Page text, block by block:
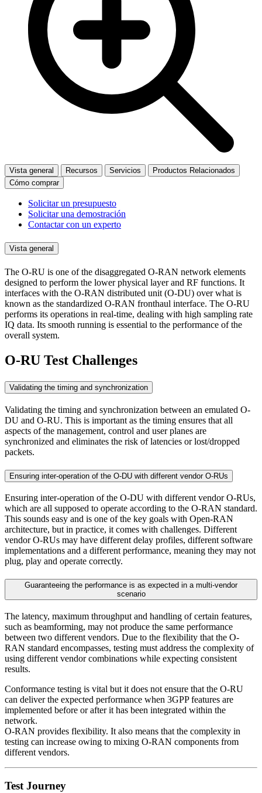
Vista general Recursos Servicios
Productos Relacionados
Cómo comprar
Solicitar un presupuesto
Solicitar una demostración
Contactar con un experto
Vista general
The O-RU is one of the disaggregated O-RAN network elements
designed to perform the lower physical layer and RF functions. It
interfaces with the O-RAN distributed unit (O-DU) over what is
known as the standardized O-RAN fronthaul interface. The O-RU
performs its operations in real-time, dealing with high sampling rate
IQ data. Its smooth running is essential to the performance of the
overall system.
O-RU Test Challenges
Validating the timing and synchronization
Validating the timing and synchronization between an emulated O-
DU and O-RU. This is important as the timing ensures that all
aspects of the management, control and user planes are
synchronized and eliminates the risk of latencies or lost/dropped
packets.
Ensuring inter-operation of the O-DU with different vendor O-RUs
Ensuring inter-operation of the O-DU with different vendor O-RUs,
which are all supposed to operate according to the O-RAN standard.
This sounds easy and is one of the key goals with Open-RAN
architecture, but in practice, it comes with challenges. Different
vendor O-RUs may have different delay profiles, different software
implementations and a different performance, meaning they may not
plug, play and operate correctly.
Guaranteeing the performance is as expected in a multi-vendor
scenario
The latency, maximum throughput and handling of certain features,
such as beamforming, may not produce the same performance
between two different vendors. Due to the flexibility that the O-
RAN standard encompasses, testing must address the complexity of
using different vendor combinations while expecting consistent
results.
Conformance testing is vital but it does not ensure that the O-RU
can deliver the expected performance when 3GPP features are
implemented before or after it has been integrated within the
network.
O-RAN provides flexibility. It also means that the complexity in
testing can increase owing to mixing O-RAN components from
different vendors.
Test Journey